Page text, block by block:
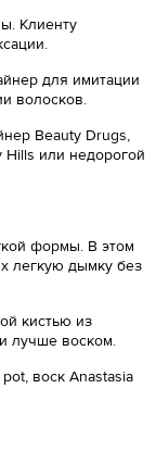
Клиенту
для имитации
волосков.
Beauty Drugs,
Hills или недорогой
формы. В этом
легкую дымку без
кистью из
лучше воском.
воск Anastasia